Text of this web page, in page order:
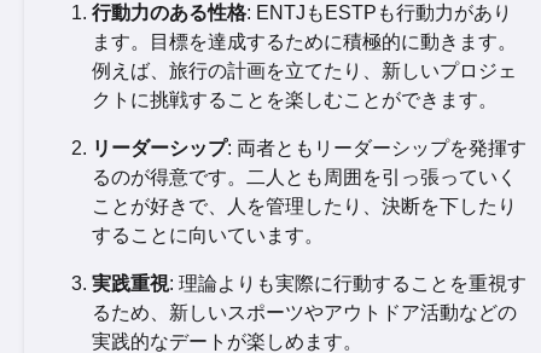
行動力のある性格: ENTJもESTPも行動力があり
ます。目標を達成するために積極的に動きます。
例えば、旅行の計画を立てたり、新しいプロジェ
クトに挑戦することを楽しむことができます。
リーダーシップ: 両者ともリーダーシップを発揮す
るのが得意です。二人とも周囲を引っ張っていく
ことが好きで、人を管理したり、決断を下したり
することに向いています。
実践重視: 理論よりも実際に行動することを重視す
るため、新しいスポーツやアウトドア活動などの
実践的なデートが楽しめます。